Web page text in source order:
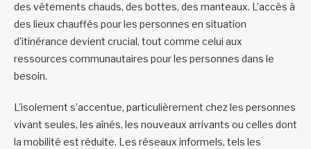
des vêtements chauds, des bottes, des manteaux. L’accès à
des lieux chauffés pour les personnes en situation
d’itinérance devient crucial, tout comme celui aux
ressources communautaires pour les personnes dans le
besoin.
L’isolement s’accentue, particulièrement chez les personnes
vivant seules, les aînés, les nouveaux arrivants ou celles dont
la mobilité est réduite. Les réseaux informels, tels les